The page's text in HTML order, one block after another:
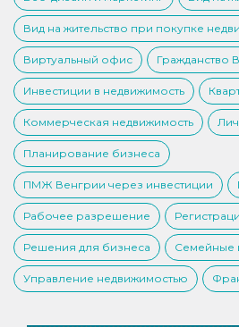
Вид на жительство при покупке
Виртуальный офис Гражданство
Инвестиции в недвижимость
Коммерческая недвижимость
Планирование бизнеса
ПМЖ Венгрии через инвестиции
Рабочее разрешение
Решения для бизнеса Семейные
Управление недвижимостью